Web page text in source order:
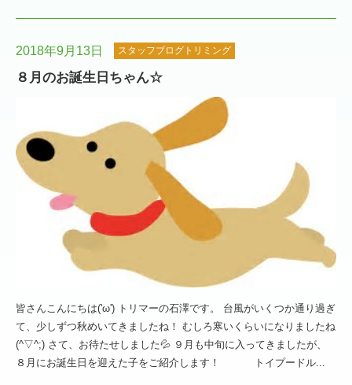
2018年9月13日 スタッフブログトリミング
８月のお誕生日ちゃん☆
皆さんこんにちは('ω') トリマーの石澤です。 台風がいくつか通り過ぎ
て、少しずつ秋めいてきましたね！ むしろ寒いくらいになりましたね
(^▽^;) さて、お待たせしました💦 ９月も中旬に入ってきましたが、
８月にお誕生日を迎えた子をご紹介します！ トイプードル...